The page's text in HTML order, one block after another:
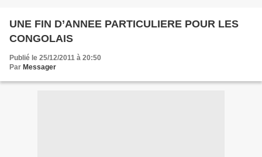
UNE FIN D’ANNEE PARTICULIERE POUR LES
CONGOLAIS
Publié le 25/12/2011 à 20:50
Par Messager